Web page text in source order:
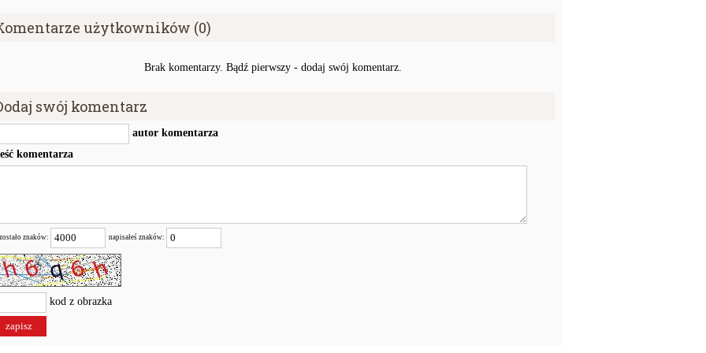
użytkowników (0)
Brak komentarzy. Bądź pierwszy - dodaj swój komentarz.
swój komentarz
autor komentarza
komentarza
znaków: napisałeś znaków:
kod z obrazka